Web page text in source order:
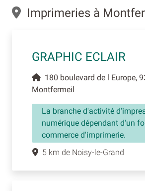
Imprimeries à
GRAPHIC ECLAIR
180 boulevard de l Europe,
Montfermeil
La branche d'activité
numérique dépendant d'un
commerce d'imprimerie.
5 km de Noisy-le-Grand